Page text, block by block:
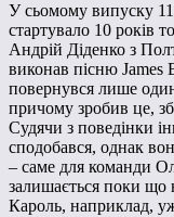
У сьомому випуску
стартувало 10 років
Андрій Діденко з
виконав пісню
повернувся лише
причому зробив це,
Судячи з поведінки
сподобався, однак
– саме для команди
залишається поки що
Кароль, наприклад,